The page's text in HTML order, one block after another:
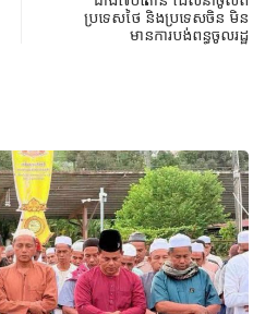
ប្រទេសថៃ និងប្រទេសចិន មិន
មានការបង់ពន្ធចូលរដ្ឋ